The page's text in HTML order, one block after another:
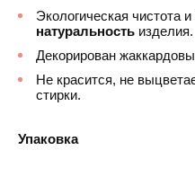
Экологическая чистота и
натуральность изделия.
Декорирован
Не красится, не
стирки.
Упаковка